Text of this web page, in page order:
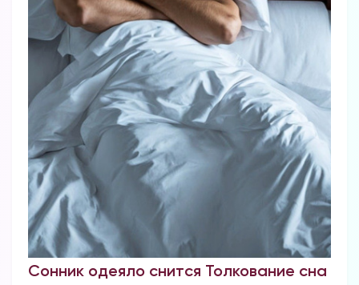
Сонник одеяло снится Толкование сна